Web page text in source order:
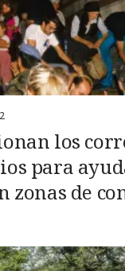
los
para
zonas de